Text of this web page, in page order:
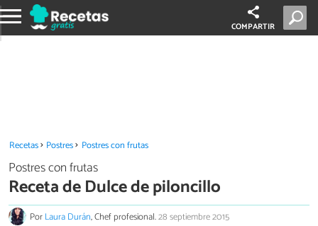
COMPARTIR
Recetas Postres Postres con frutas
Postres con frutas
Receta de Dulce de piloncillo
PorLaura Durán, Chef profesional.28 septiembre 2015